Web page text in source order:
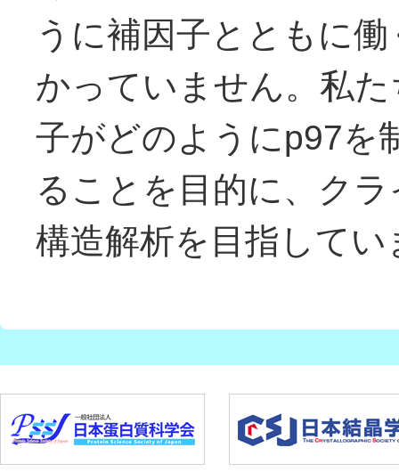
うに補因子とともに
かっていません。私
子がどのようにp97を
ることを目的に、ク
構造解析を目指してい